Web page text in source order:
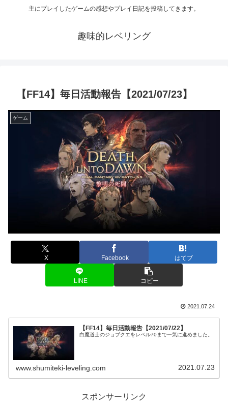
主にプレイしたゲームの感想やプレイ日記を投稿してきます。
趣味的レベリング
【FF14】毎日活動報告【2021/07/23】
ゲーム
X Facebook はてブ
LINE コピー
2021.07.24
【FF14】毎日活動報告【2021/07/22】
白魔道士のジョブクエをレベル70まで一気に進めました。
www.shumiteki-leveling.com 2021.07.23
スポンサーリンク